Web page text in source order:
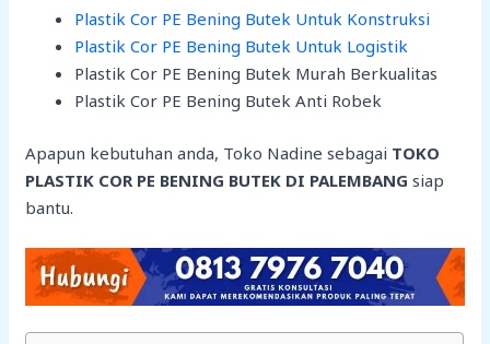
Plastik Cor PE Bening Butek Untuk Konstruksi
Plastik Cor PE Bening Butek Untuk Logistik
Plastik Cor PE Bening Butek Murah Berkualitas
Plastik Cor PE Bening Butek Anti Robek
Apapun kebutuhan anda, Toko Nadine sebagai TOKO
PLASTIK COR PE BENING BUTEK DI PALEMBANGsiap
bantu.